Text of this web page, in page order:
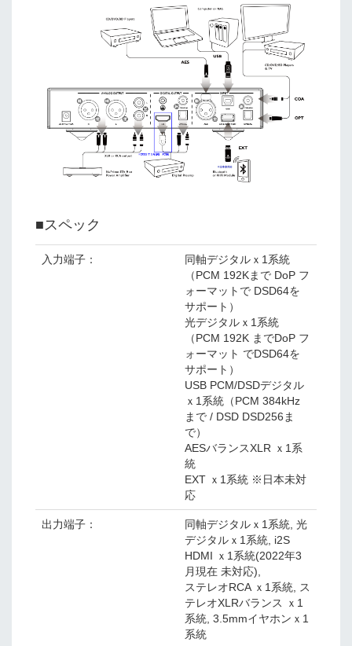
■スペック
入力端子：
同軸デジタルｘ1系統
（PCM 192Kまで DoP フ
ォーマットで DSD64を
サポート）
光デジタルｘ1系統
（PCM 192K までDoP フ
ォーマット でDSD64を
サポート）
USB PCM/DSDデジタル
ｘ1系統（PCM 384kHz
まで / DSD DSD256ま
で）
AESバランスXLR ｘ1系
統
EXT ｘ1系統 ※日本未対
応
出力端子：
同軸デジタルｘ1系統, 光
デジタルｘ1系統, i2S
HDMI ｘ1系統(2022年3
月現在 未対応),
ステレオRCA ｘ1系統, ス
テレオXLRバランス ｘ1
系統, 3.5mmイヤホンｘ1
系統